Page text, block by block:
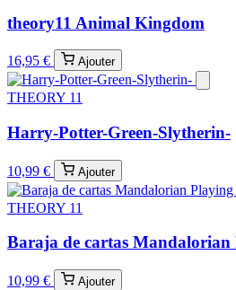
theory11 Animal Kingdom
16,95 € Ajouter
THEORY 11
Harry-Potter-Green-Slytherin-
10,99 € Ajouter
THEORY 11
Baraja de cartas Mandalorian
10,99 € Ajouter